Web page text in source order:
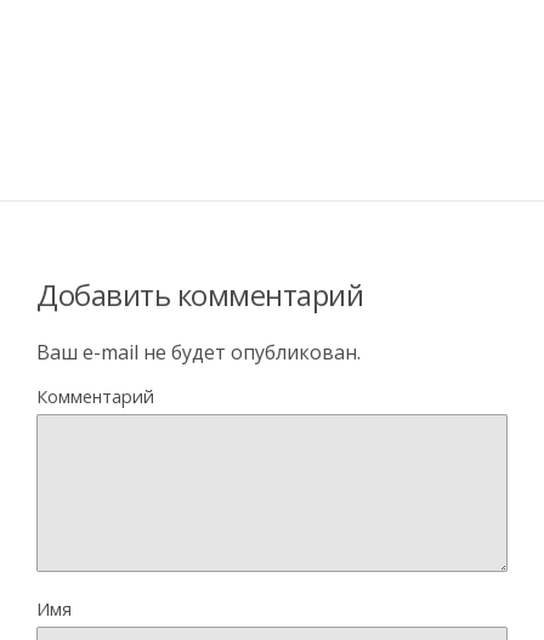
Добавить комментарий
Ваш e-mail не будет опубликован.
Комментарий
Имя